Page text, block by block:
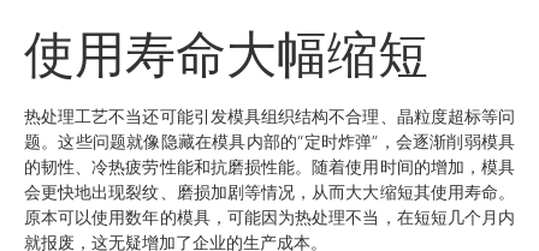
使用寿命大幅缩短
热处理工艺不当还可能引发模具组织结构不合理、晶粒度超标等问
题。这些问题就像隐藏在模具内部的“定时炸弹”，会逐渐削弱模具
的韧性、冷热疲劳性能和抗磨损性能。随着使用时间的增加，模具
会更快地出现裂纹、磨损加剧等情况，从而大大缩短其使用寿命。
原本可以使用数年的模具，可能因为热处理不当，在短短几个月内
就报废，这无疑增加了企业的生产成本。